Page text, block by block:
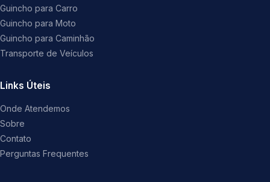
Guincho para Carro
Guincho para Moto
Guincho para Caminhão
Transporte de Veículos
Links Úteis
Onde Atendemos
Sobre
Contato
Perguntas Frequentes